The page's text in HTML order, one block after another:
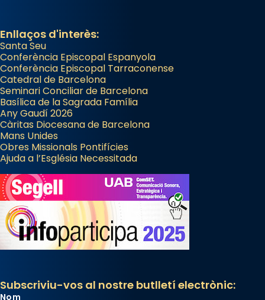
Enllaços d'interès:
Santa Seu
Conferència Episcopal Espanyola
Conferència Episcopal Tarraconense
Catedral de Barcelona
Seminari Conciliar de Barcelona
Basílica de la Sagrada Família
Any Gaudí 2026
Càritas Diocesana de Barcelona
Mans Unides
Obres Missionals Pontifícies
Ajuda a l’Església Necessitada
Subscriviu-vos al nostre butlletí electrònic:
Nom